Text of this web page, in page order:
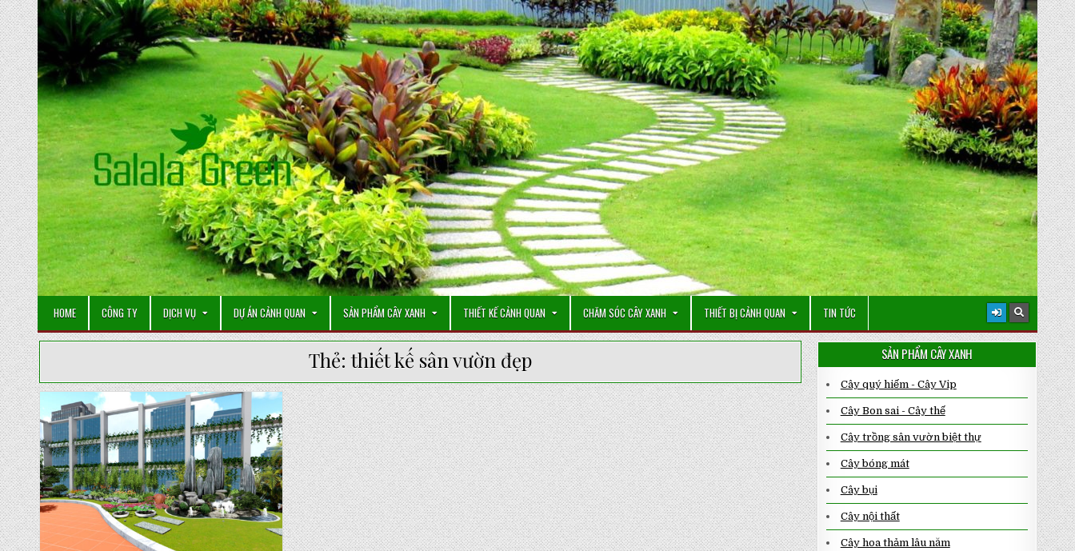
Skip
to
content
HOME CÔNG TY DỊCH VỤ DỰ ÁN CẢNH QUAN SẢN PHẨM CÂY XANH THIẾT KẾ CẢNH QUAN CHĂM SÓC CÂY XANH THIẾT BỊ CẢNH QUAN TIN TỨC
Thẻ:thiết kế sân vườn đẹp
Posted
in
SẢN PHẨM CÂY XANH
Cây quý hiếm - Cây Vip
Cây Bon sai - Cây thế
Cây trồng sân vườn biệt thự
Cây bóng mát
Cây bụi
Cây nội thất
Cây hoa thảm lâu năm